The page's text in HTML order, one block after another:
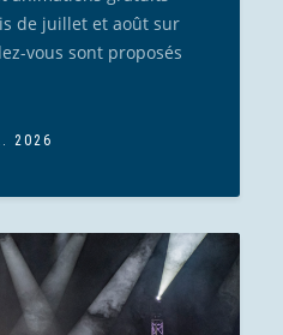
de juillet et août sur
vous sont proposés
2026